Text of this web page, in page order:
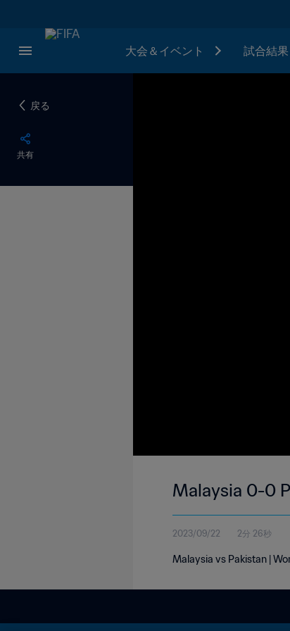
大会＆イベント 試合結
戻る
共有
Malaysia 0-0
2023/09/22 2分 26秒
Malaysia vs Pakistan |